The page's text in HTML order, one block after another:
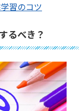
習のコツ
るべき？